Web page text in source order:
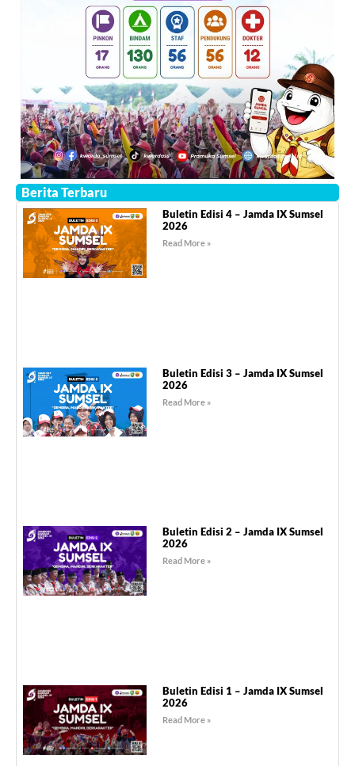
Berita Terbaru
Buletin Edisi 4 – Jamda IX Sumsel
2026
Read More »
Buletin Edisi 3 – Jamda IX Sumsel
2026
Read More »
Buletin Edisi 2 – Jamda IX Sumsel
2026
Read More »
Buletin Edisi 1 – Jamda IX Sumsel
2026
Read More »